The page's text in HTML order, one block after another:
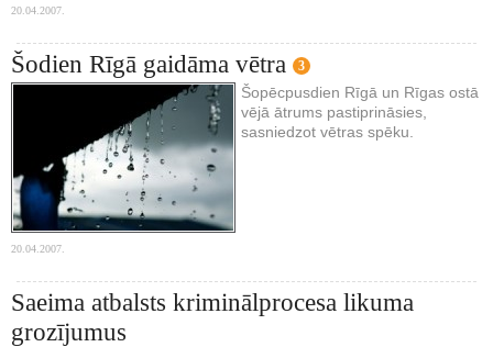
20.04.2007.
Šodien Rīgā gaidāma vētra 3
Šopēcpusdien Rīgā un Rīgas ostā
vējā ātrums pastiprināsies,
sasniedzot vētras spēku.
20.04.2007.
Saeima atbalsts kriminālprocesa likuma
grozījumus